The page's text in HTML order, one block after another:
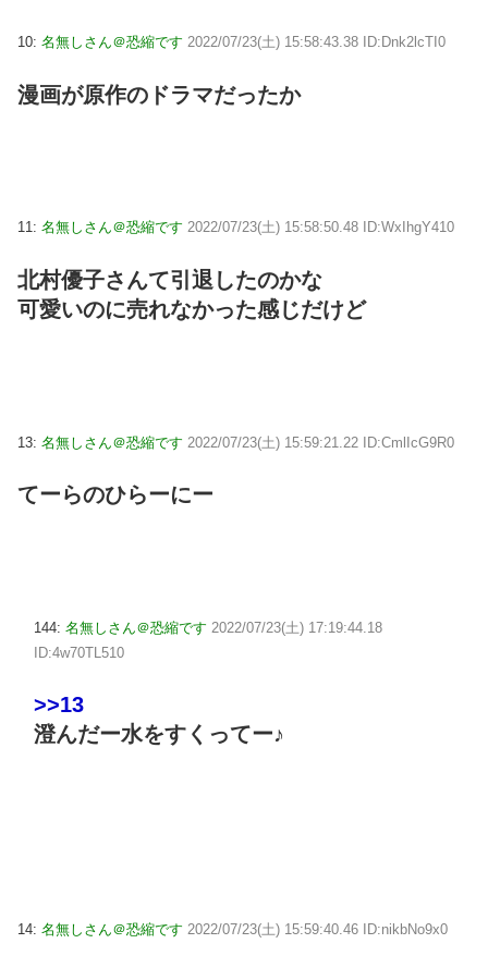
10: 名無しさん＠恐縮です 2022/07/23(土) 15:58:43.38 ID:Dnk2lcTI0
漫画が原作のドラマだったか
11: 名無しさん＠恐縮です 2022/07/23(土) 15:58:50.48 ID:WxIhgY410
北村優子さんて引退したのかな
可愛いのに売れなかった感じだけど
13: 名無しさん＠恐縮です 2022/07/23(土) 15:59:21.22 ID:CmlIcG9R0
てーらのひらーにー
144: 名無しさん＠恐縮です 2022/07/23(土) 17:19:44.18
ID:4w70TL510
>>13
澄んだー水をすくってー♪
14: 名無しさん＠恐縮です 2022/07/23(土) 15:59:40.46 ID:nikbNo9x0